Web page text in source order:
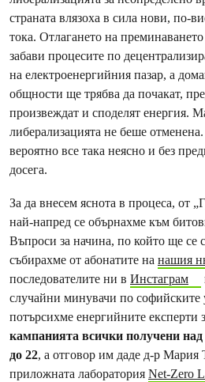
страната влязоха в сила нови, по-
тока. Отлагането на
забави процесите по
на електроенергийния пазар, а
общности ще трябва да почакат,
произвеждат и споделят енергия.
либерализацията не беше
вероятно все така неясно и без
досега.
За да внесем яснота в процеса, от
най-напред се обърнахме към
Въпроси за начина, по който ще се
събирахме от абонатите на нашия
последователите ни в Инстаграм
случайни минувачи по софийските
потърсихме енергийните експерти
кампанията всички получени
до 22, а отговор им даде д-р Мария
приложната лаборатория Net-Zero